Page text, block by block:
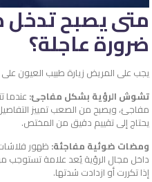
متى يصبح تدخل
ضرورة عاجلة؟
يجب على المريض زيارة طبيب العيون على
تشوش الرؤية بشكل مفاجئ: عندما
مفاجئ، ويصبح من الصعب تمييز
يحتاج إلى تقييم دقيق من المختص.
ومضات ضوئية مفاجئة: ظهور
داخل مجال الرؤية يُعد علامة تستوجب
إذا تكررت أو ازدادت شدتها.